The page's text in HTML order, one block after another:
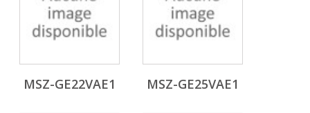
MSZ-GE22VAE1 MSZ-GE25VAE1